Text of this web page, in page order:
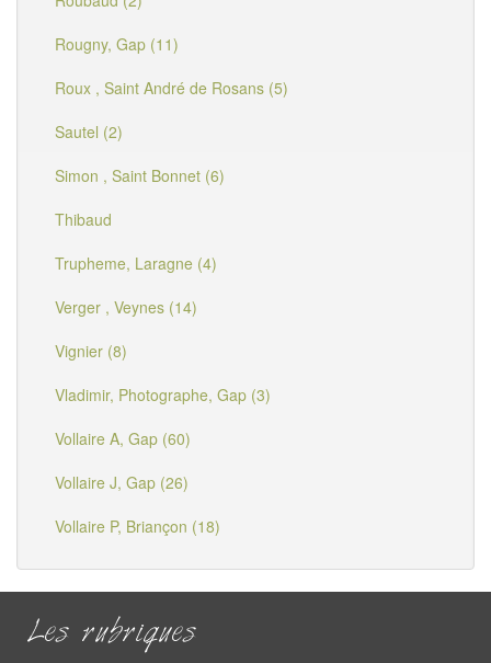
Rougny, Gap (11)
Roux , Saint André de Rosans (5)
Sautel (2)
Simon , Saint Bonnet (6)
Thibaud
Trupheme, Laragne (4)
Verger , Veynes (14)
Vignier (8)
Vladimir, Photographe, Gap (3)
Vollaire A, Gap (60)
Vollaire J, Gap (26)
Vollaire P, Briançon (18)
Les rubriques